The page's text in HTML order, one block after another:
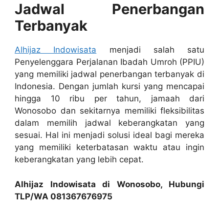
Jadwal Penerbangan
Terbanyak
Alhijaz Indowisata menjadi salah satu
Penyelenggara Perjalanan Ibadah Umroh (PPIU)
yang memiliki jadwal penerbangan terbanyak di
Indonesia. Dengan jumlah kursi yang mencapai
hingga 10 ribu per tahun, jamaah dari
Wonosobo dan sekitarnya memiliki fleksibilitas
dalam memilih jadwal keberangkatan yang
sesuai. Hal ini menjadi solusi ideal bagi mereka
yang memiliki keterbatasan waktu atau ingin
keberangkatan yang lebih cepat.
Alhijaz Indowisata di Wonosobo, Hubungi
TLP/WA 081367676975